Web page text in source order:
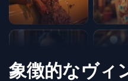
象徴的なヴィ